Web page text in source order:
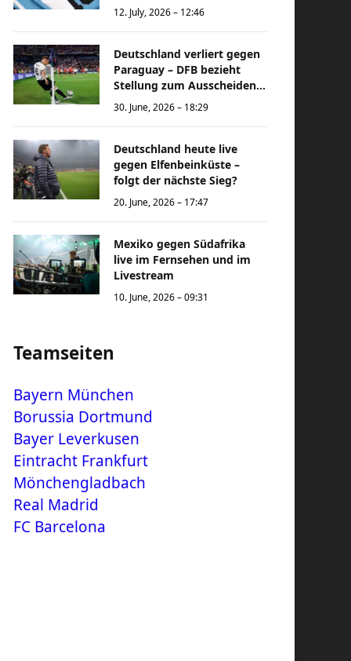
12. July, 2026 – 12:46
Deutschland verliert gegen
Paraguay – DFB bezieht
Stellung zum Ausscheiden
bei der Weltmeisterschaft
30. June, 2026 – 18:29
Deutschland heute live
gegen Elfenbeinküste –
folgt der nächste Sieg?
20. June, 2026 – 17:47
Mexiko gegen Südafrika
live im Fernsehen und im
Livestream
10. June, 2026 – 09:31
Teamseiten
Bayern München
Borussia Dortmund
Bayer Leverkusen
Eintracht Frankfurt
Mönchengladbach
Real Madrid
FC Barcelona